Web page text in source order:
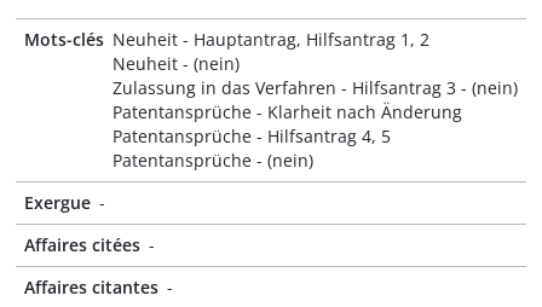
Mots-clés Neuheit - Hauptantrag, Hilfsantrag 1, 2
Neuheit - (nein)
Zulassung in das Verfahren - Hilfsantrag 3 - (nein)
Patentansprüche - Klarheit nach Änderung
Patentansprüche - Hilfsantrag 4, 5
Patentansprüche - (nein)
Exergue -
Affaires citées -
Affaires citantes -